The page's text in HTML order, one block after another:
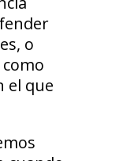
o
el que